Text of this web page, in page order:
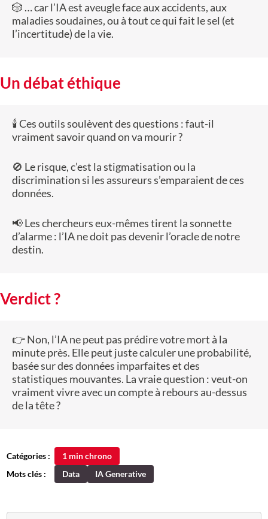
🎲 … car l’IA est aveugle face aux accidents, aux
maladies soudaines, ou à tout ce qui fait le sel (et
l’incertitude) de la vie.
Un débat éthique
🕯️ Ces outils soulèvent des questions : faut-il
vraiment savoir quand on va mourir ?
🚫 Le risque, c’est la stigmatisation ou la
discrimination si les assureurs s’emparaient de ces
données.
📢 Les chercheurs eux-mêmes tirent la sonnette
d’alarme : l’IA ne doit pas devenir l’oracle de notre
destin.
Verdict ?
👉 Non, l’IA ne peut pas prédire votre mort à la
minute près. Elle peut juste calculer une probabilité,
basée sur des données imparfaites et des
statistiques mouvantes. La vraie question : veut-on
vraiment vivre avec un compte à rebours au-dessus
de la tête ?
Catégories :
1 min chrono
Mots clés :
Data IA Generative